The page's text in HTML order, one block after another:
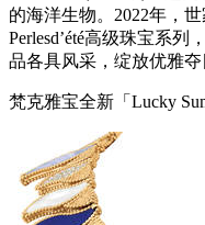
的海洋生物。2022年，
Perlesd’été高级珠宝系
品各具风采，绽放优雅
梵克雅宝全新「Lucky